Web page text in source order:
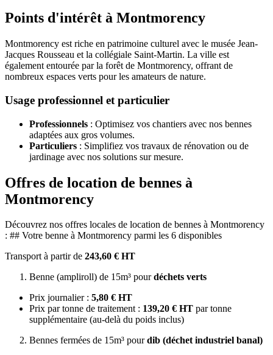
Points d'intérêt à Montmorency
Montmorency est riche en patrimoine culturel avec le musée Jean-
Jacques Rousseau et la collégiale Saint-Martin. La ville est
également entourée par la forêt de Montmorency, offrant de
nombreux espaces verts pour les amateurs de nature.
Usage professionnel et particulier
Professionnels : Optimisez vos chantiers avec nos bennes
adaptées aux gros volumes.
Particuliers : Simplifiez vos travaux de rénovation ou de
jardinage avec nos solutions sur mesure.
Offres de location de bennes à
Montmorency
Découvrez nos offres locales de location de bennes à Montmorency
: ## Votre benne à Montmorency parmi les 6 disponibles
Transport à partir de 243,60 € HT
Benne (ampliroll) de 15m³ pourdéchets verts
Prix journalier : 5,80 € HT
Prix par tonne de traitement : 139,20 € HT par tonne
supplémentaire (au-delà du poids inclus)
Bennes fermées de 15m³ pourdib (déchet industriel banal)